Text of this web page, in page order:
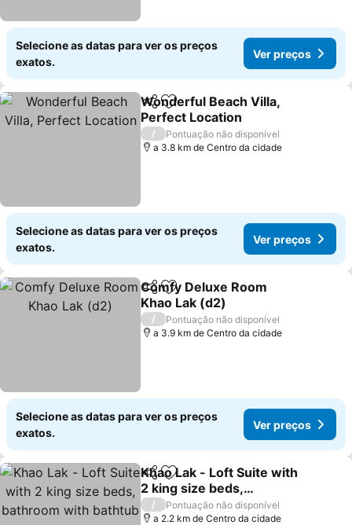
Selecione as datas para ver os preços
exatos.
Ver preços
PartilharAdicionar aos favoritos
Wonderful Beach Villa,
Perfect Location
/
Pontuação não disponível
a 3.8 km de Centro da cidade
Selecione as datas para ver os preços
exatos.
Ver preços
PartilharAdicionar aos favoritos
Comfy Deluxe Room
Khao Lak (d2)
/
Pontuação não disponível
a 3.9 km de Centro da cidade
Selecione as datas para ver os preços
exatos.
Ver preços
PartilharAdicionar aos favoritos
Khao Lak - Loft Suite with
2 king size beds,
bathroom with bathtub
/
Pontuação não disponível
a 2.2 km de Centro da cidade